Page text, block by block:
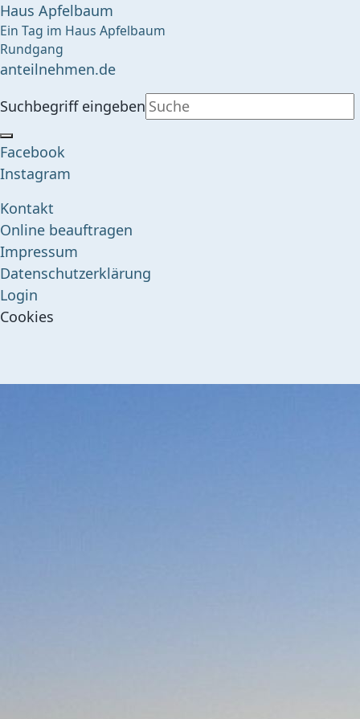
Haus Apfelbaum
Ein Tag im Haus Apfelbaum
Rundgang
anteilnehmen.de
Suchbegriff eingeben
Facebook
Instagram
Kontakt
Online beauftragen
Impressum
Datenschutzerklärung
Login
Cookies